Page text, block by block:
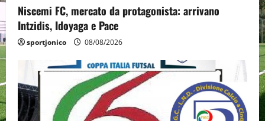
Niscemi FC, mercato da protagonista: arrivano
Intzidis, Idoyaga e Pace
sportjonico 08/08/2026